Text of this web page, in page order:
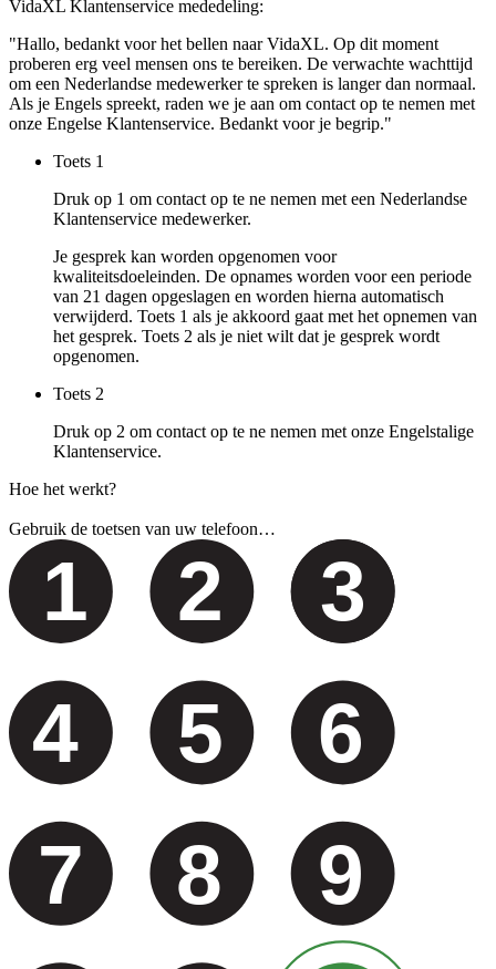
VidaXL Klantenservice mededeling:
"Hallo, bedankt voor het bellen naar VidaXL. Op dit moment
proberen erg veel mensen ons te bereiken. De verwachte wachttijd
om een Nederlandse medewerker te spreken is langer dan normaal.
Als je Engels spreekt, raden we je aan om contact op te nemen met
onze Engelse Klantenservice. Bedankt voor je begrip."
Toets 1
Druk op 1 om contact op te ne nemen met een Nederlandse
Klantenservice medewerker.
Je gesprek kan worden opgenomen voor
kwaliteitsdoeleinden. De opnames worden voor een periode
van 21 dagen opgeslagen en worden hierna automatisch
verwijderd. Toets 1 als je akkoord gaat met het opnemen van
het gesprek. Toets 2 als je niet wilt dat je gesprek wordt
opgenomen.
Toets 2
Druk op 2 om contact op te ne nemen met onze Engelstalige
Klantenservice.
Hoe het werkt?
Gebruik de toetsen van uw telefoon…
1 2
3
4
5 6
7 8
9